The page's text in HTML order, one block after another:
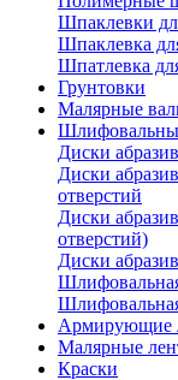
Шпаклевки
Шпаклевка
Шпатлевка
Грунтовки
Малярные
Диски
Диски
отверстий
Диски
отверстий)
Диски
Армирующие
Малярные
Краски